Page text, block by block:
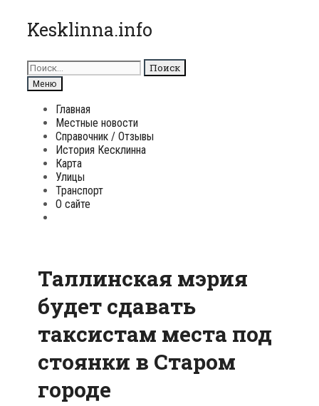
Перейти
к
Kesklinna.info
Поиск
для:
Поиск
Меню
Главная
Местные новости
Справочник / Отзывы
История Кесклинна
Карта
Улицы
Транспорт
О сайте
Таллинcкая мэрия
будет сдавать
таксистам места под
стоянки в Старом
городе